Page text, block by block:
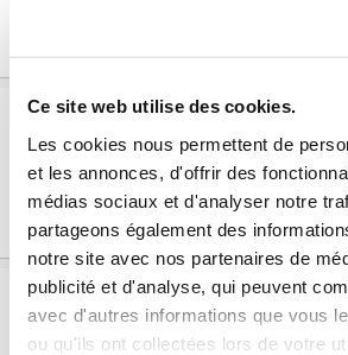
Ce site web utilise des cookies.
Les cookies nous permettent de
et les annonces, d'offrir des
médias sociaux et d'analyser notre
partageons également des
notre site avec nos partenaires de
publicité et d'analyse, qui peuvent
avec d'autres informations que vous
ou qu'ils ont collectées lors de votre
Sauna